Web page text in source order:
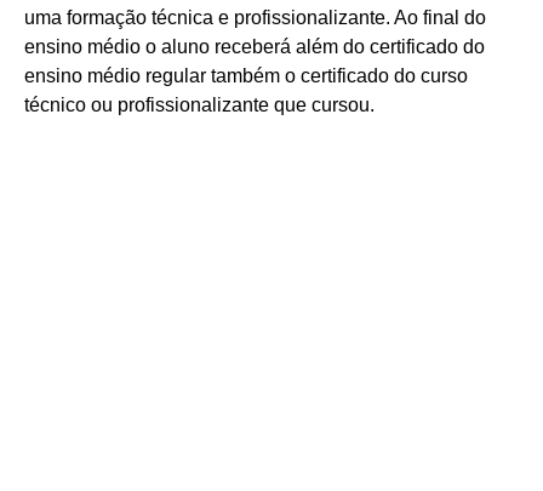
uma formação técnica e profissionalizante. Ao final do
ensino médio o aluno receberá além do certificado do
ensino médio regular também o certificado do curso
técnico ou profissionalizante que cursou.